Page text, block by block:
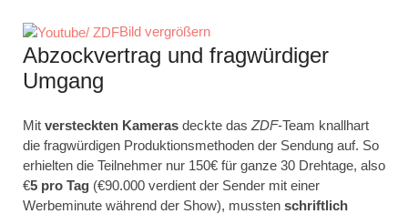
Bild vergrößern
Abzockvertrag und fragwürdiger
Umgang
Mit versteckten Kameras deckte das ZDF-Team knallhart
die fragwürdigen Produktionsmethoden der Sendung auf. So
erhielten die Teilnehmer nur 150€ für ganze 30 Drehtage, also
€5 pro Tag (€90.000 verdient der Sender mit einer
Werbeminute während der Show), mussten schriftlich